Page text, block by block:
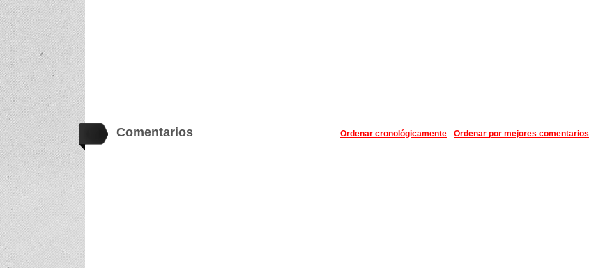
Comentarios Ordenar por mejores comentarios
Ordenar cronológicamente